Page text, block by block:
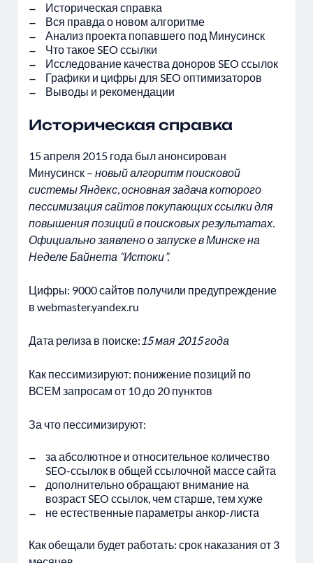
Историческая справка
Вся правда о новом алгоритме
Анализ проекта попавшего под Минусинск
Что такое SEO ссылки
Исследование качества доноров SEO ссылок
Графики и цифры для SEO оптимизаторов
Выводы и рекомендации
Историческая справка
15 апреля 2015 года был анонсирован
Минусинск – новый алгоритм поисковой
системы Яндекс, основная задача которого
пессимизация сайтов покупающих ссылки для
повышения позиций в поисковых результатах.
Официально заявлено о запуске в Минске на
Неделе Байнета “Истоки”.
Цифры: 9000 сайтов получили предупреждение
в webmaster.yandex.ru
Дата релиза в поиске: 15 мая 2015 года
Как пессимизируют: понижение позиций по
ВСЕМ запросам от 10 до 20 пунктов
За что пессимизируют:
за абсолютное и относительное количество
SEO-ссылок в общей ссылочной массе сайта
дополнительно обращают внимание на
возраст SEO ссылок, чем старше, тем хуже
не естественные параметры анкор-листа
Как обещали будет работать: срок наказания от 3